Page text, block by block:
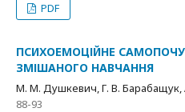
PDF
ПСИХОЕМОЦІЙНЕ
ЗМІШАНОГО НАВЧАННЯ
М. М. Душкевич, Г. В. Барабащук,
88-93